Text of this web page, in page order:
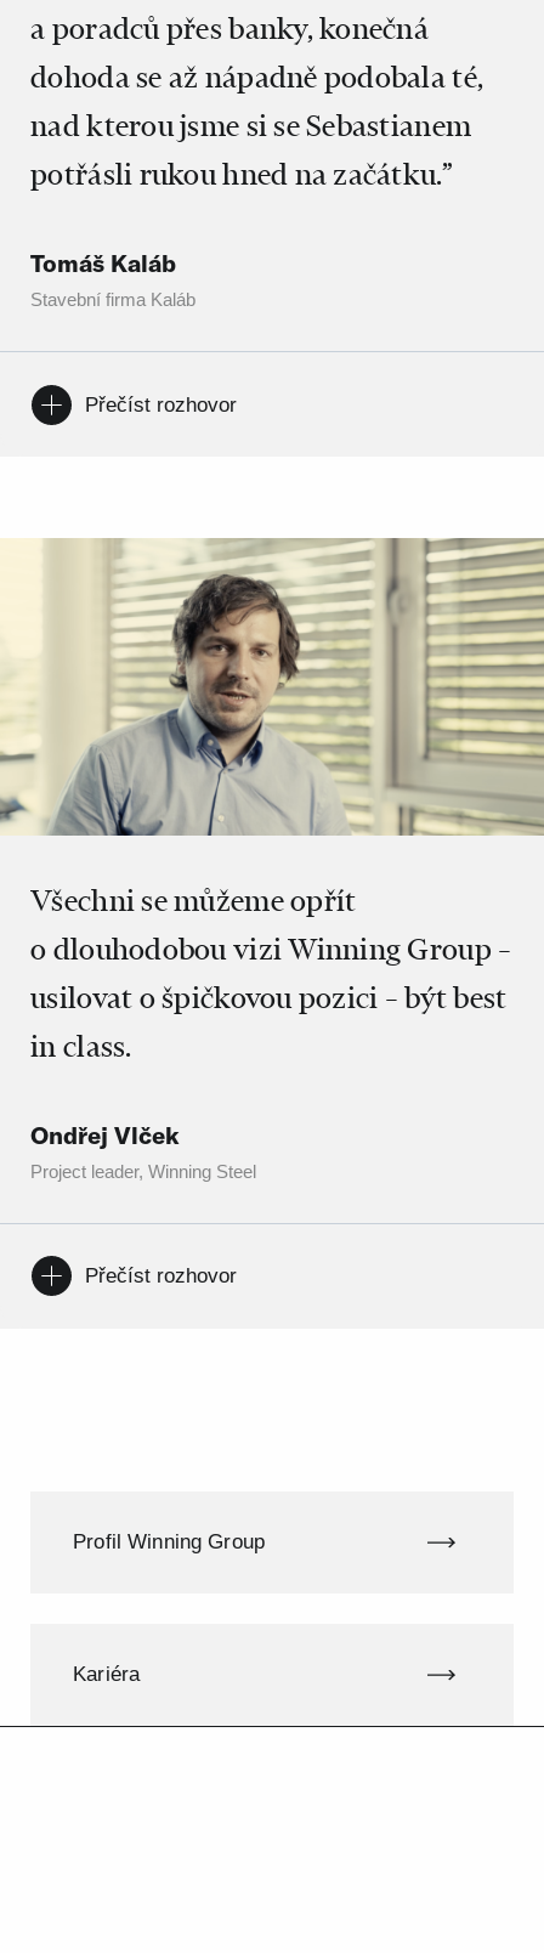
a poradců přes banky, konečná
dohoda se až nápadně podobala té,
nad kterou jsme si se Sebastianem
potřásli rukou hned na začátku.”
Tomáš Kaláb
Stavební firma Kaláb
Přečíst rozhovor
Všechni se můžeme opřít
o dlouhodobou vizi Winning Group –
usilovat o špičkovou pozici – být best
in class.
Ondřej Vlček
Project leader, Winning Steel
Přečíst rozhovor
Profil Winning Group
Kariéra